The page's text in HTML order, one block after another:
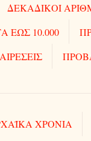
ΔΕΚΑΔΙΚΟΙ
ΕΩΣ 10.000
ΧΡΟΝΙΑ